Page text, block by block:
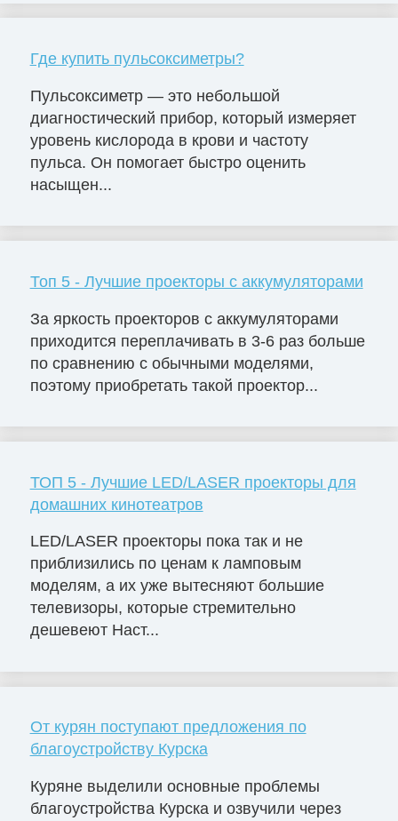
Где купить пульсоксиметры?
Пульсоксиметр — это небольшой
диагностический прибор, который измеряет
уровень кислорода в крови и частоту
пульса. Он помогает быстро оценить
насыщен...
Топ 5 - Лучшие проекторы с аккумуляторами
За яркость проекторов с аккумуляторами
приходится переплачивать в 3-6 раз больше
по сравнению с обычными моделями,
поэтому приобретать такой проектор...
ТОП 5 - Лучшие LED/LASER проекторы для
домашних кинотеатров
LED/LASER проекторы пока так и не
приблизились по ценам к ламповым
моделям, а их уже вытесняют большие
телевизоры, которые стремительно
дешевеют Наст...
От курян поступают предложения по
благоустройству Курска
Куряне выделили основные проблемы
благоустройства Курска и озвучили через